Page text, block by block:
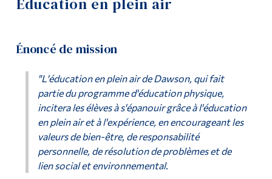
Liste de cours
FAQ
Informations sur les cours de pré-semestre
Éducation en plein air
Liste des professeurs
Énoncé de mission
"L'éducation en plein air de Dawson, qui fait
partie du programme d'éducation physique,
incitera les élèves à s'épanouir grâce à l'éducation
en plein air et à l'expérience, en encourageant les
valeurs de bien-être, de responsabilité
personnelle, de résolution de problèmes et de
lien social et environnemental.
Menu principal
Programmes
Formation continue
Admissions
La vie à Dawson